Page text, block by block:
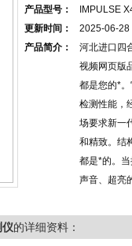
产品型号：
IMPULSE
更新时间：
2025-06-28
产品简介：
河北进口四
视频网页版
都是您的*
检测性能，
场要求新一
和精致。结
都是*的。
声音、超亮
仪的详细资料：